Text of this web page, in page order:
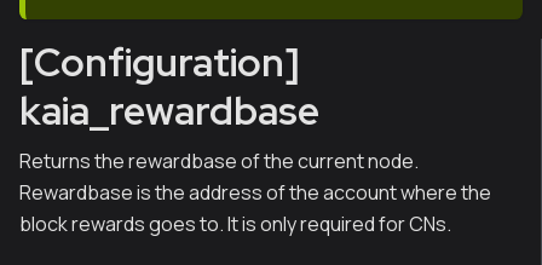
[Configuration]
kaia_rewardbase
Returns the rewardbase of the current node.
Rewardbase is the address of the account where the
block rewards goes to. It is only required for CNs.